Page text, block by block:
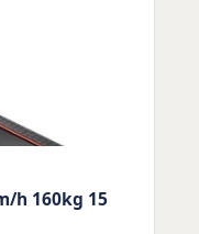
h 160kg 15